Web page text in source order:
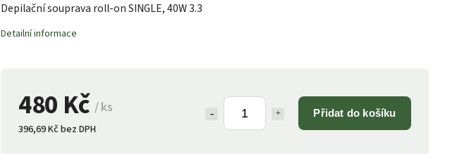
480 Kč / ks
396,69 Kč bez DPH
Přidat do košíku
Depilační souprava roll-on SINGLE, 40W 3.3
Detailní informace